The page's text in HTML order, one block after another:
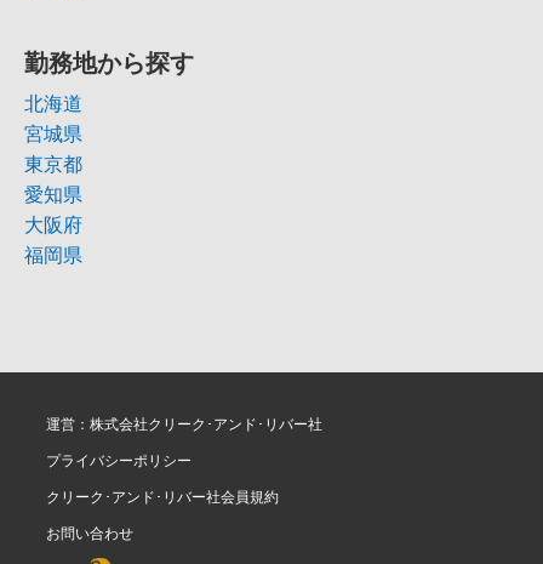
勤務地から探す
北海道
宮城県
東京都
愛知県
大阪府
福岡県
運営：株式会社クリーク･アンド･リバー社
プライバシーポリシー
クリーク･アンド･リバー社会員規約
お問い合わせ